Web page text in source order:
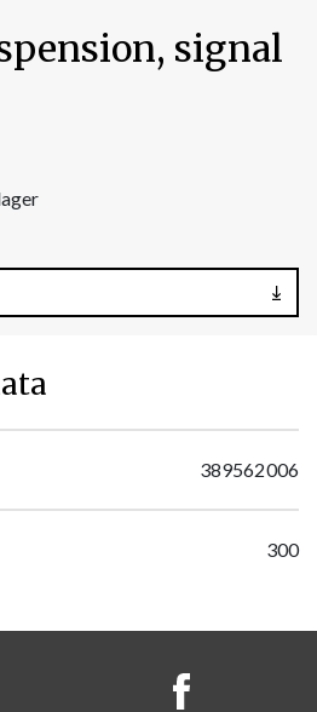
signal
389562006
300